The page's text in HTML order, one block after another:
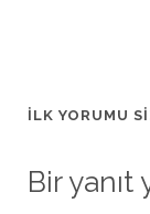
İLK YORUMU
Bir yanıt